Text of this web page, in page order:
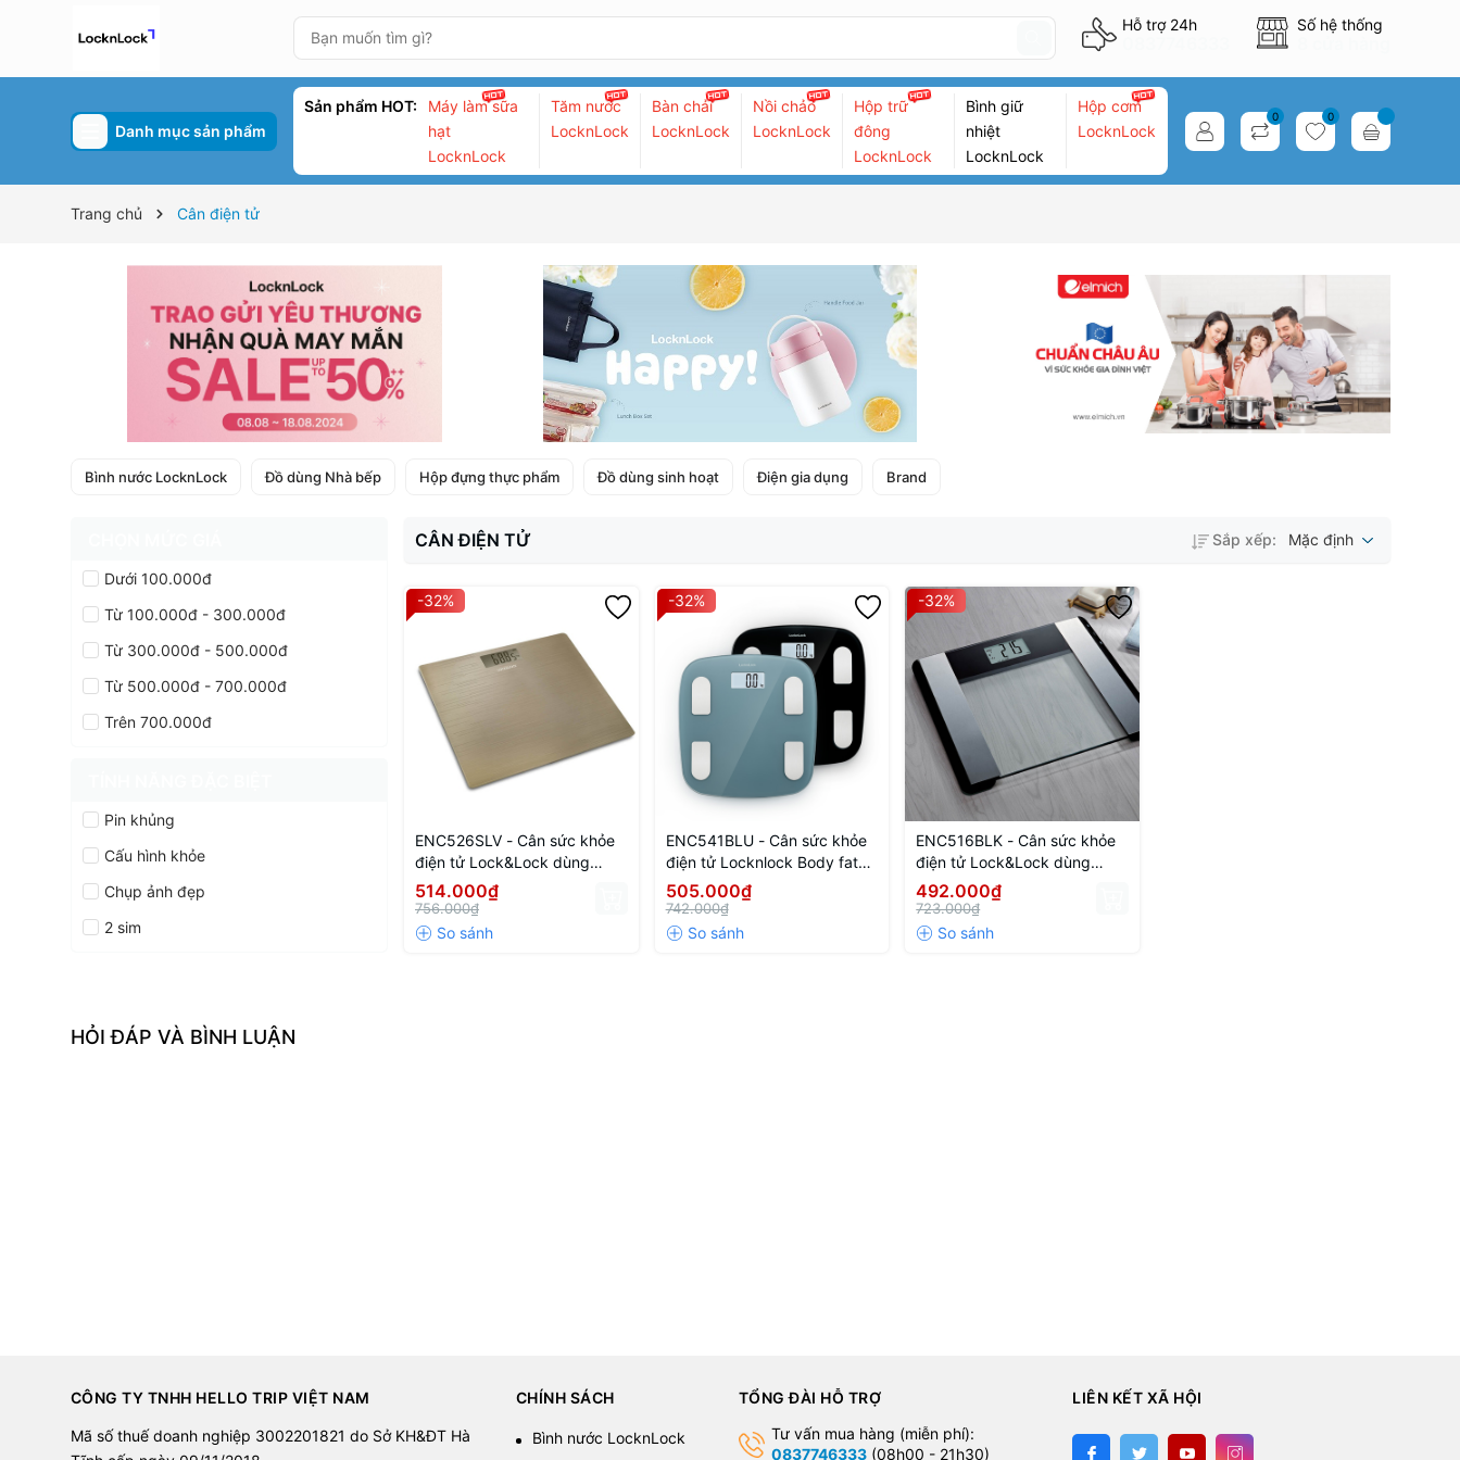
Hỗ trợ 24h Số hệ thống
Danh mục sản phẩm
Sản phẩm HOT:
Máy làm sữa
hạt
LocknLock
Tăm nước
LocknLock
Bàn chải
LocknLock
Nồi chảo
LocknLock
Hộp trữ
đông
LocknLock
Bình giữ
nhiệt
LocknLock
Hộp cơm
LocknLock
0 0
Trang chủ Cân điện tử
Bình nước LocknLock Đồ dùng Nhà bếp Hộp đựng thực phẩm Đồ dùng sinh hoạt Điện gia dụng Brand
Dưới 100.000đ
Từ 100.000đ - 300.000đ
Từ 300.000đ - 500.000đ
Từ 500.000đ - 700.000đ
Trên 700.000đ
Pin khủng
Cấu hình khỏe
Chụp ảnh đẹp
2 sim
CÂN ĐIỆN TỬ Sắp xếp: Mặc định
-32%
ENC526SLV - Cân sức khỏe
điện tử Lock&Lock dùng
trong gia đình, pin sạc -
180kg
514.000₫
756.000₫
-32%
ENC541BLU - Cân sức khỏe
điện tử Locknlock Body fat
scale 310x300x21mm,
180kg - Màu xanh
505.000₫
742.000₫
-32%
ENC516BLK - Cân sức khỏe
điện tử Lock&Lock dùng
trong gia đình - 180kg
492.000₫
723.000₫
HỎI ĐÁP VÀ BÌNH LUẬN
CÔNG TY TNHH HELLO TRIP VIỆT NAM
Mã số thuế doanh nghiệp 3002201821 do Sở KH&ĐT Hà
CHÍNH SÁCH
Bình nước LocknLock
TỔNG ĐÀI HỖ TRỢ
Tư vấn mua hàng (miễn phí):
0837746333(08h00 - 21h30)
LIÊN KẾT XÃ HỘI